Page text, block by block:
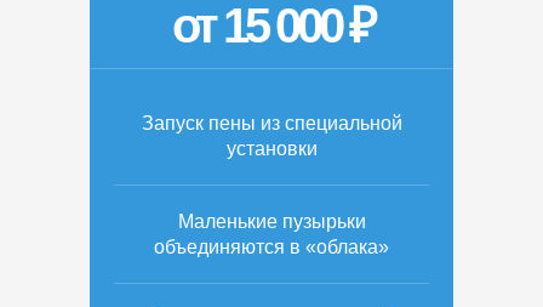
от 15 000 ₽
Запуск пены из специальной
установки
Маленькие пузырьки
объединяются в «облака»